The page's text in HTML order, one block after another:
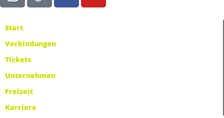
Start
Verbindungen
Tickets
Unternehmen
Freizeit
Karriere